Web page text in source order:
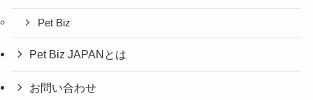
Pet Biz
Pet Biz JAPANとは
お問い合わせ